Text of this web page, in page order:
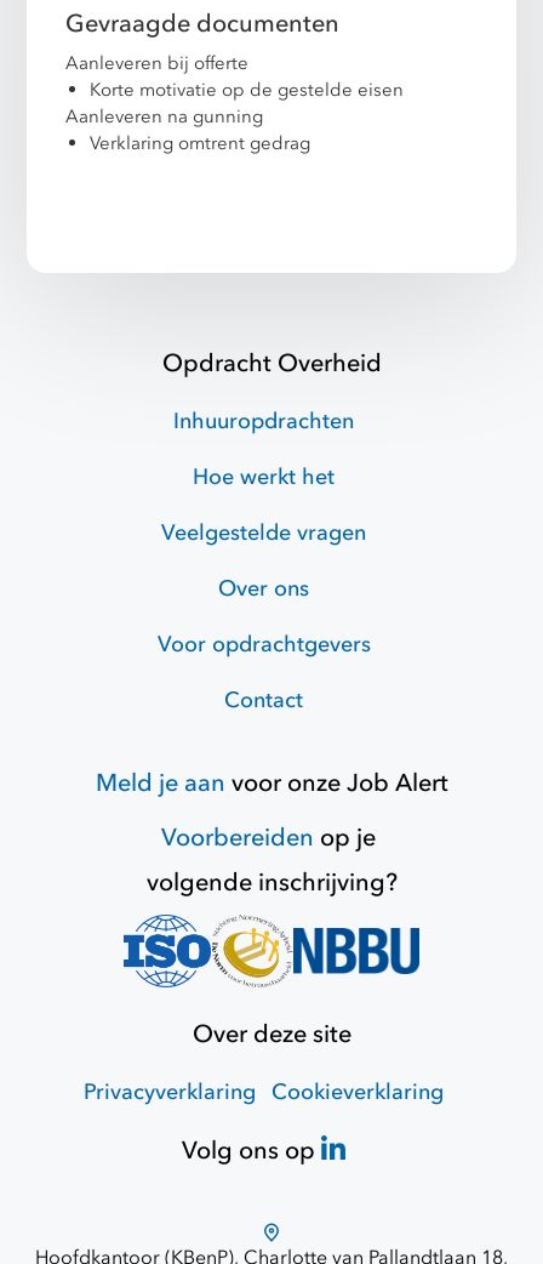
Gevraagde documenten
Aanleveren bij offerte
Korte motivatie op de gestelde eisen
Aanleveren na gunning
Verklaring omtrent gedrag
Opdracht Overheid
Inhuuropdrachten
Hoe werkt het
Veelgestelde vragen
Over ons
Voor opdrachtgevers
Contact
Meld je aan voor onzeJob Alert
Voorbereiden op je
volgende inschrijving?
Over deze site
Privacyverklaring Cookieverklaring
Volg ons op
Hoofdkantoor (KBenP), Charlotte van Pallandtlaan 18,